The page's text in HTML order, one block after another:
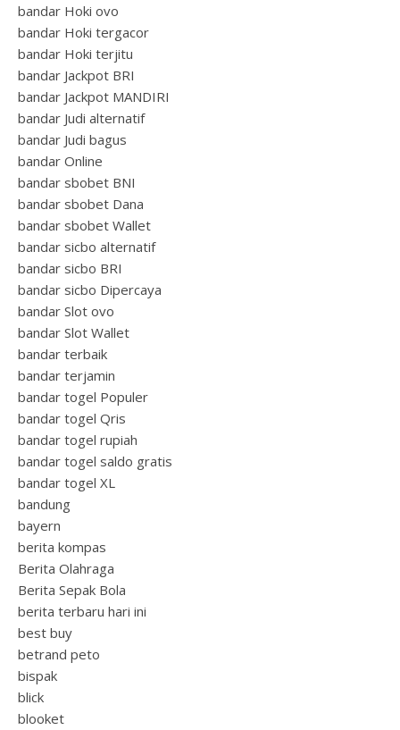
bandar Hoki ovo
bandar Hoki tergacor
bandar Hoki terjitu
bandar Jackpot BRI
bandar Jackpot MANDIRI
bandar Judi alternatif
bandar Judi bagus
bandar Online
bandar sbobet BNI
bandar sbobet Dana
bandar sbobet Wallet
bandar sicbo alternatif
bandar sicbo BRI
bandar sicbo Dipercaya
bandar Slot ovo
bandar Slot Wallet
bandar terbaik
bandar terjamin
bandar togel Populer
bandar togel Qris
bandar togel rupiah
bandar togel saldo gratis
bandar togel XL
bandung
bayern
berita kompas
Berita Olahraga
Berita Sepak Bola
berita terbaru hari ini
best buy
betrand peto
bispak
blick
blooket